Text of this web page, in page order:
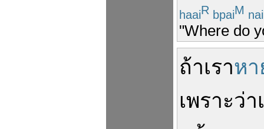
haaiR bpaiM nai
"Where do
ถ้าเราหา
เพราะว่า